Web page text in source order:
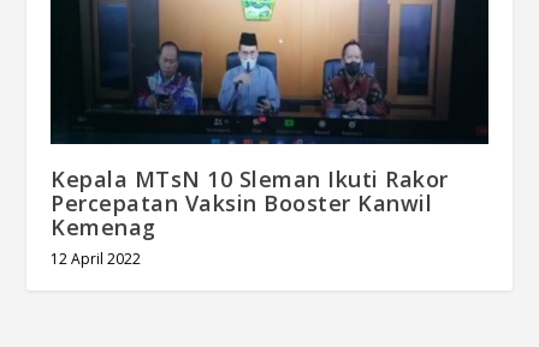
Kepala MTsN 10 Sleman Ikuti Rakor
Percepatan Vaksin Booster Kanwil
Kemenag
12 April 2022